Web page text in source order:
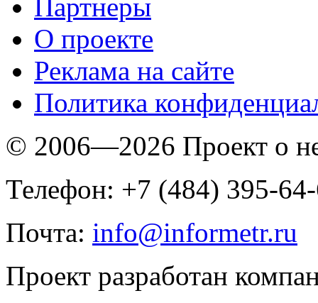
Партнеры
O проекте
Реклама на сайте
Политика
© 2006—2026 Проект о
Телефон: +7 (484) 395-
Почта: info@informetr.ru
Проект разработан